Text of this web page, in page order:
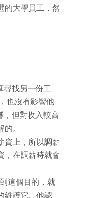
的大學員工，然
尋找另一份工
也沒有影響他
，但對收入較高
。
資上，所以調薪
，在調薪時就會
這個目的，就
維護它。他認